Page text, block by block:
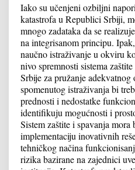
Iako su učenjeni ozbiljni
katastrofa u Republici Srbiji,
mnogo zadataka da se
na integrisanom principu.
naučno istraživanje u okviru
nivo spremnosti sistema
Srbije za pružanje adekvatnog
spomenutog istraživanja bi
prednosti i nedostatke
identifikuju mogućnosti i
Sistem zaštite i spavanja
implementaciju inovativnih
tehničkog načina
rizika bazirane na zajednici